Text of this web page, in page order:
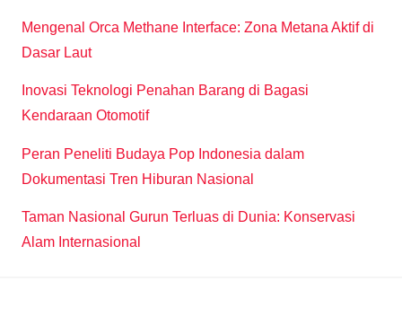
Mengenal Orca Methane Interface: Zona Metana Aktif di
Dasar Laut
Inovasi Teknologi Penahan Barang di Bagasi
Kendaraan Otomotif
Peran Peneliti Budaya Pop Indonesia dalam
Dokumentasi Tren Hiburan Nasional
Taman Nasional Gurun Terluas di Dunia: Konservasi
Alam Internasional